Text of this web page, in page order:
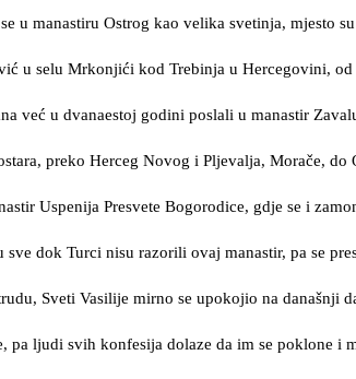
u manastiru Ostrog kao velika svetinja, mjesto
u selu Mrkonjići kod Trebinja u Hercegovini, od
već u dvanaestoj godini poslali u manastir
preko Herceg Novog i Pljevalja, Morače, do
Uspenija Presvete Bogorodice, gdje se i
dok Turci nisu razorili ovaj manastir, pa se
Sveti Vasilije mirno se upokojio na današnji
pa ljudi svih konfesija dolaze da im se poklone i